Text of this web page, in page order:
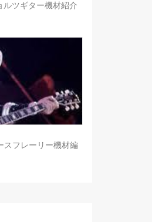
ルツギター機材紹介
スフレーリー機材編